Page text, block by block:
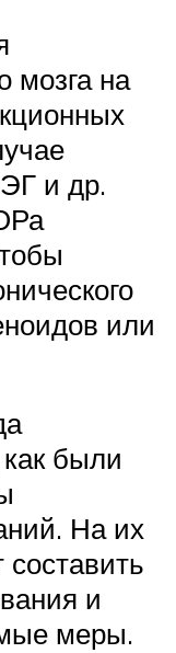
мозга на
и др.
или
были
На их
и
меры.